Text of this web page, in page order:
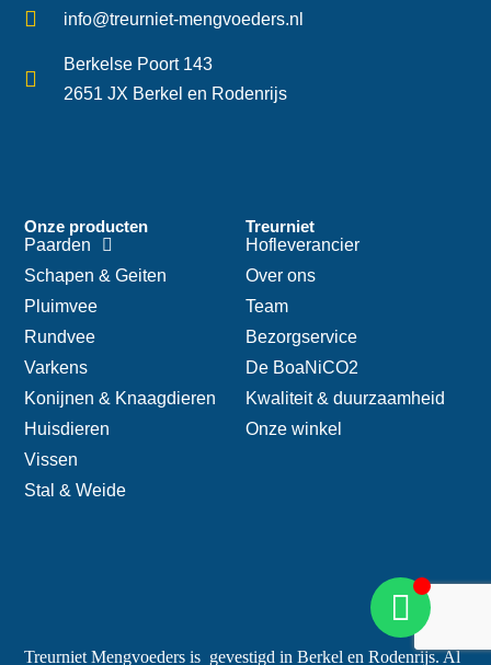
Treurniet Mengvoeders is gevestigd in Berkel en Rodenrijs. Al
Treurniet
Hofleverancier
Over ons
Team
Bezorgservice
De BoaNiCO2
Kwaliteit & duurzaamheid
Onze winkel
Onze producten
Paarden
Schapen & Geiten
Pluimvee
Rundvee
Varkens
Konijnen & Knaagdieren
Huisdieren
Vissen
Stal & Weide
info@treurniet-mengvoeders.nl
Berkelse Poort 143
2651 JX Berkel en Rodenrijs